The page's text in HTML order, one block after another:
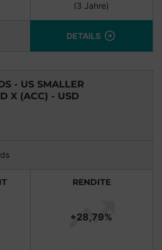
(3 Jahre)
DETAILS
- US SMALLER
X (ACC) - USD
RENDITE
+28,79%